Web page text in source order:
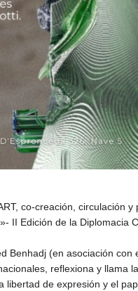
co-creación, circulación
II Edición de la Diplomacia
Benhadj (en asociación con
reflexiona y llama
de expresión y el